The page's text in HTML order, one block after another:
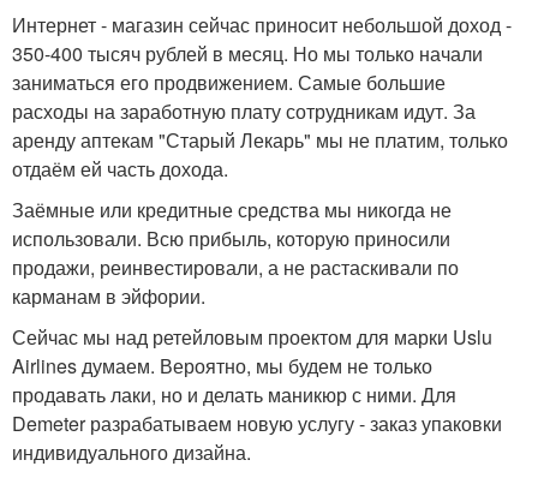
Интернет - магазин сейчас приносит небольшой доход -
350-400 тысяч рублей в месяц. Но мы только начали
заниматься его продвижением. Самые большие
расходы на заработную плату сотрудникам идут. За
аренду аптекам "Старый Лекарь" мы не платим, только
отдаём ей часть дохода.
Заёмные или кредитные средства мы никогда не
использовали. Всю прибыль, которую приносили
продажи, реинвестировали, а не растаскивали по
карманам в эйфории.
Сейчас мы над ретейловым проектом для марки Uslu
Airlines думаем. Вероятно, мы будем не только
продавать лаки, но и делать маникюр с ними. Для
Demeter разрабатываем новую услугу - заказ упаковки
индивидуального дизайна.